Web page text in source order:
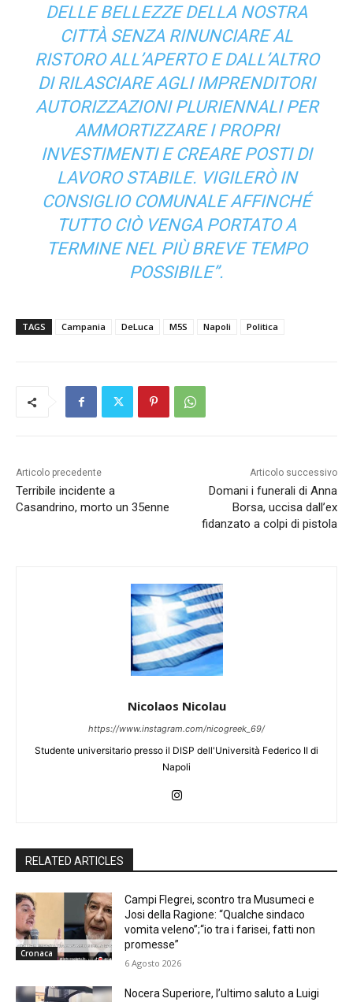
DELLE BELLEZZE DELLA NOSTRA
CITTÀ SENZA RINUNCIARE AL
RISTORO ALL’APERTO E DALL’ALTRO
DI RILASCIARE AGLI IMPRENDITORI
AUTORIZZAZIONI PLURIENNALI PER
AMMORTIZZARE I PROPRI
INVESTIMENTI E CREARE POSTI DI
LAVORO STABILE. VIGILERÒ IN
CONSIGLIO COMUNALE AFFINCHÉ
TUTTO CIÒ VENGA PORTATO A
TERMINE NEL PIÙ BREVE TEMPO
POSSIBILE”.
TAGS Campania DeLuca M5S Napoli Politica
Articolo precedente
Terribile incidente a
Casandrino, morto un 35enne
Articolo successivo
Domani i funerali di Anna
Borsa, uccisa dall’ex
fidanzato a colpi di pistola
Nicolaos Nicolau
https://www.instagram.com/nicogreek_69/
Studente universitario presso il DISP dell'Università Federico II di
Napoli
RELATED ARTICLES
Cronaca
Campi Flegrei, scontro tra Musumeci e
Josi della Ragione: “Qualche sindaco
vomita veleno”;“io tra i farisei, fatti non
promesse”
6 Agosto 2026
Nocera Superiore, l’ultimo saluto a Luigi